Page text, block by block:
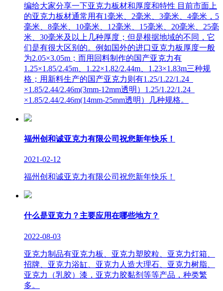
编给大家分享一下亚克力板材和厚度和特性 目前市面上
的亚克力板材通常用有1毫米、2毫米、3毫米、4毫米，5
毫米、8毫米、10毫米、12毫米、15毫米、20毫米、25毫
米、30毫米及以上几种厚度；但是根据地域的不同，它
们是有很大区别的。例如国外的进口亚克力板厚度一般
为2.05×3.05m；而用回料制作的国产亚克力有
1.25×1.85/2.45m、1.22×1.82/2.44m、1.23×1.83m三种规
格；用新料生产的国产亚克力则有1.25/1.22/1.24
×1.85/2.44/2.46m(3mm-12mm透明）1.25/1.22/1.24
×1.85/2.44/2.46m(14mm-25mm透明）几种规格。
福州创和诚亚克力有限公司祝您新年快乐！
2021-02-12
福州创和诚亚克力有限公司祝您新年快乐！
什么是亚克力？主要应用在哪些地方？
2022-08-03
亚克力制品有亚克力板、亚克力塑胶粒、亚克力灯箱、
招牌、亚克力浴缸、亚克力人造大理石、亚克力树脂、
亚克力（乳胶）漆，亚克力胶黏剂等等产品，种类繁
多。